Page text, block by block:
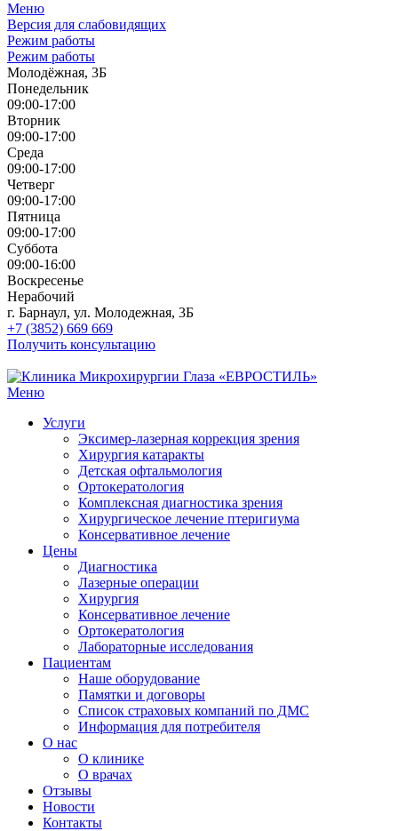
Меню
Версия для слабовидящих
Режим работы
Режим работы
Молодёжная, 3Б
Понедельник
09:00-17:00
Вторник
09:00-17:00
Среда
09:00-17:00
Четверг
09:00-17:00
Пятница
09:00-17:00
Суббота
09:00-16:00
Воскресенье
Нерабочий
г. Барнаул, ул. Молодежная, 3Б
+7 (3852) 669 669
Получить консультацию
Меню
Услуги
Эксимер-лазерная коррекция зрения
Хирургия катаракты
Детская офтальмология
Ортокератология
Комплексная диагностика зрения
Хирургическое лечение птеригиума
Консервативное лечение
Цены
Диагностика
Лазерные операции
Хирургия
Консервативное лечение
Ортокератология
Лабораторные исследования
Пациентам
Наше оборудование
Памятки и договоры
Список страховых компаний по ДМС
Информация для потребителя
О нас
О клинике
О врачах
Отзывы
Новости
Контакты